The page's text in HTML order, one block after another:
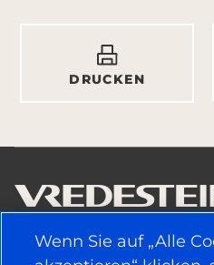
DRUCKEN
NÜTZLICHE LINKS
Wenn Sie auf „Alle